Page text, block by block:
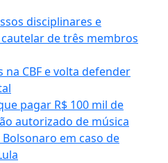
disciplinares e
de três membros
CBF e volta defender
pagar R$ 100 mil de
autorizado de música
em caso de